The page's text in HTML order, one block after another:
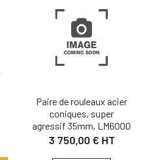
Paire de rouleaux acier
coniques, super
agressif 35mm, LM6000
3 750,00 € HT